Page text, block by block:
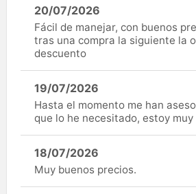
20/07/2026
Fácil de manejar, con buenos
tras una compra la siguiente la
descuento
19/07/2026
Hasta el momento me han
que lo he necesitado, estoy
18/07/2026
Muy buenos precios.